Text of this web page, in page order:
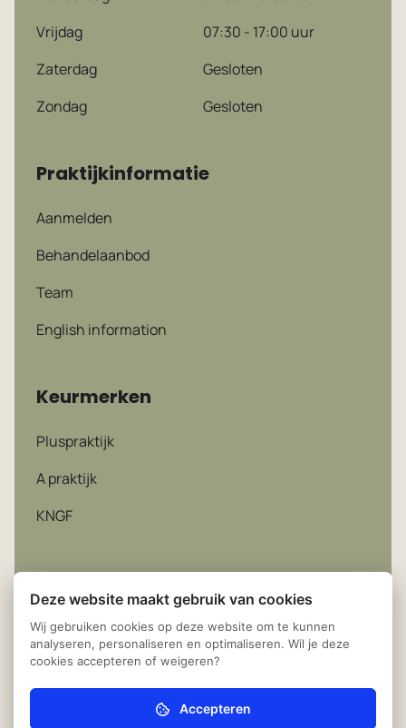
Vrijdag
07:30 - 17:00 uur
Zaterdag
Gesloten
Zondag
Gesloten
Praktijkinformatie
Aanmelden
Behandelaanbod
Team
English information
Keurmerken
Pluspraktijk
A praktijk
KNGF
Privacy statement © 2026Fysiotherapie Randwijck
Amstelveen
Deze website maakt gebruik van cookies
Wij gebruiken cookies op deze website om te kunnen
analyseren, personaliseren en optimaliseren. Wil je deze
cookies accepteren of weigeren?
Noodzakelijk (verplicht)Accepteren